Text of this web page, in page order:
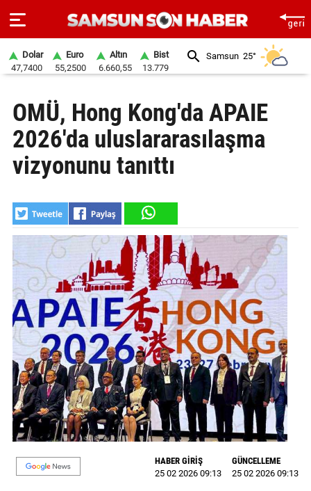
SAYFA
SAMSUN
HABER
GÜNDEM
SİYASET
EKONOMİ
DÜNYA
MAGAZİN
GALERİ
VİDEO
YAZARLAR
BİZE
ULAŞIN
Dolar
47,7400
Euro
55,2500
Altın
6.660,55
Bist
13.779
Samsun 25°
OMÜ, Hong Kong'da APAIE
2026'da uluslararasılaşma
vizyonunu tanıttı
HABER GİRİŞ
25 02 2026 09:13
GÜNCELLEME
25 02 2026 09:13